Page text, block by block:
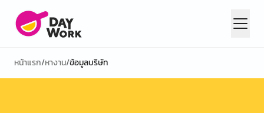
หน้าแรก/หางาน/ข้อมูลบริษัท